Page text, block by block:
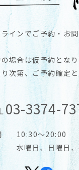
インでご予約・お
場合は仮予約とな
次第、ご予約確定
03-3374-
10:30～20:00
水曜日、日曜日